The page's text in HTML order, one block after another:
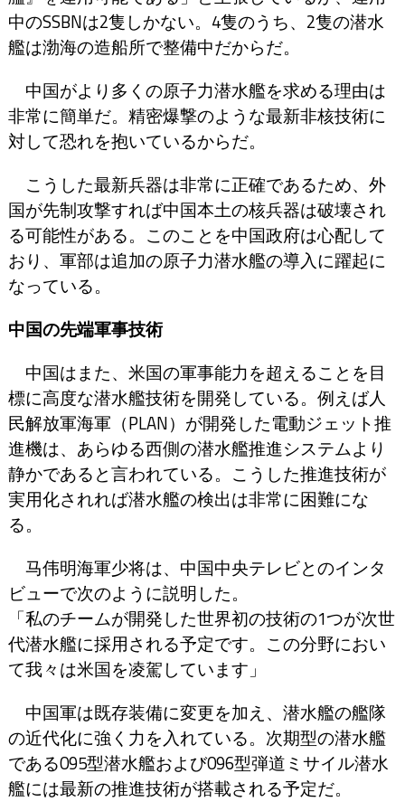
中のSSBNは2隻しかない。4隻のうち、2隻の潜水
艦は渤海の造船所で整備中だからだ。
中国がより多くの原子力潜水艦を求める理由は
非常に簡単だ。精密爆撃のような最新非核技術に
対して恐れを抱いているからだ。
こうした最新兵器は非常に正確であるため、外
国が先制攻撃すれば中国本土の核兵器は破壊され
る可能性がある。このことを中国政府は心配して
おり、軍部は追加の原子力潜水艦の導入に躍起に
なっている。
中国の先端軍事技術
中国はまた、米国の軍事能力を超えることを目
標に高度な潜水艦技術を開発している。例えば人
民解放軍海軍（PLAN）が開発した電動ジェット推
進機は、あらゆる西側の潜水艦推進システムより
静かであると言われている。こうした推進技術が
実用化されれば潜水艦の検出は非常に困難にな
る。
马伟明海軍少将は、中国中央テレビとのインタ
ビューで次のように説明した。
「私のチームが開発した世界初の技術の1つが次世
代潜水艦に採用される予定です。この分野におい
て我々は米国を凌駕しています」
中国軍は既存装備に変更を加え、潜水艦の艦隊
の近代化に強く力を入れている。次期型の潜水艦
である095型潜水艦および096型弾道ミサイル潜水
艦には最新の推進技術が搭載される予定だ。